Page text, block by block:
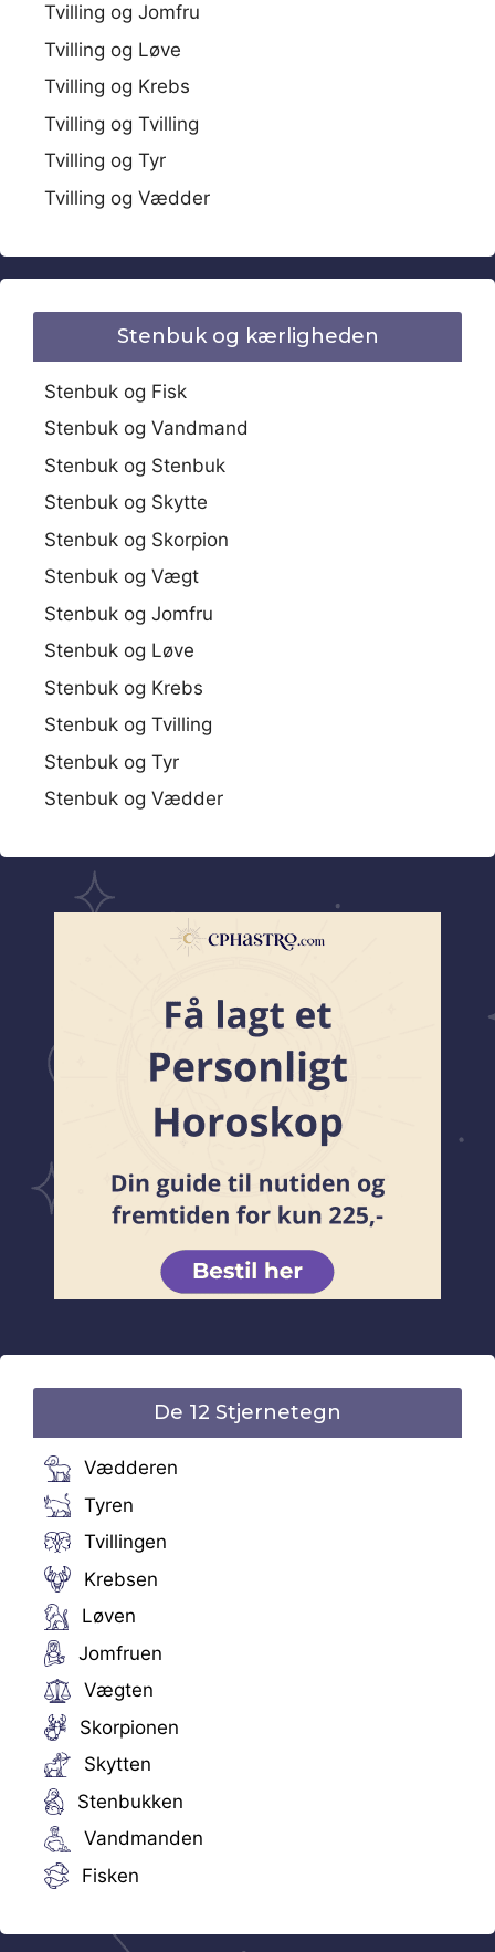
Tvilling og Jomfru
Tvilling og Løve
Tvilling og Krebs
Tvilling og Tvilling
Tvilling og Tyr
Tvilling og Vædder
Stenbuk og kærligheden
Stenbuk og Fisk
Stenbuk og Vandmand
Stenbuk og Stenbuk
Stenbuk og Skytte
Stenbuk og Skorpion
Stenbuk og Vægt
Stenbuk og Jomfru
Stenbuk og Løve
Stenbuk og Krebs
Stenbuk og Tvilling
Stenbuk og Tyr
Stenbuk og Vædder
De 12 Stjernetegn
Vædderen
Tyren
Tvillingen
Krebsen
Løven
Jomfruen
Vægten
Skorpionen
Skytten
Stenbukken
Vandmanden
Fisken